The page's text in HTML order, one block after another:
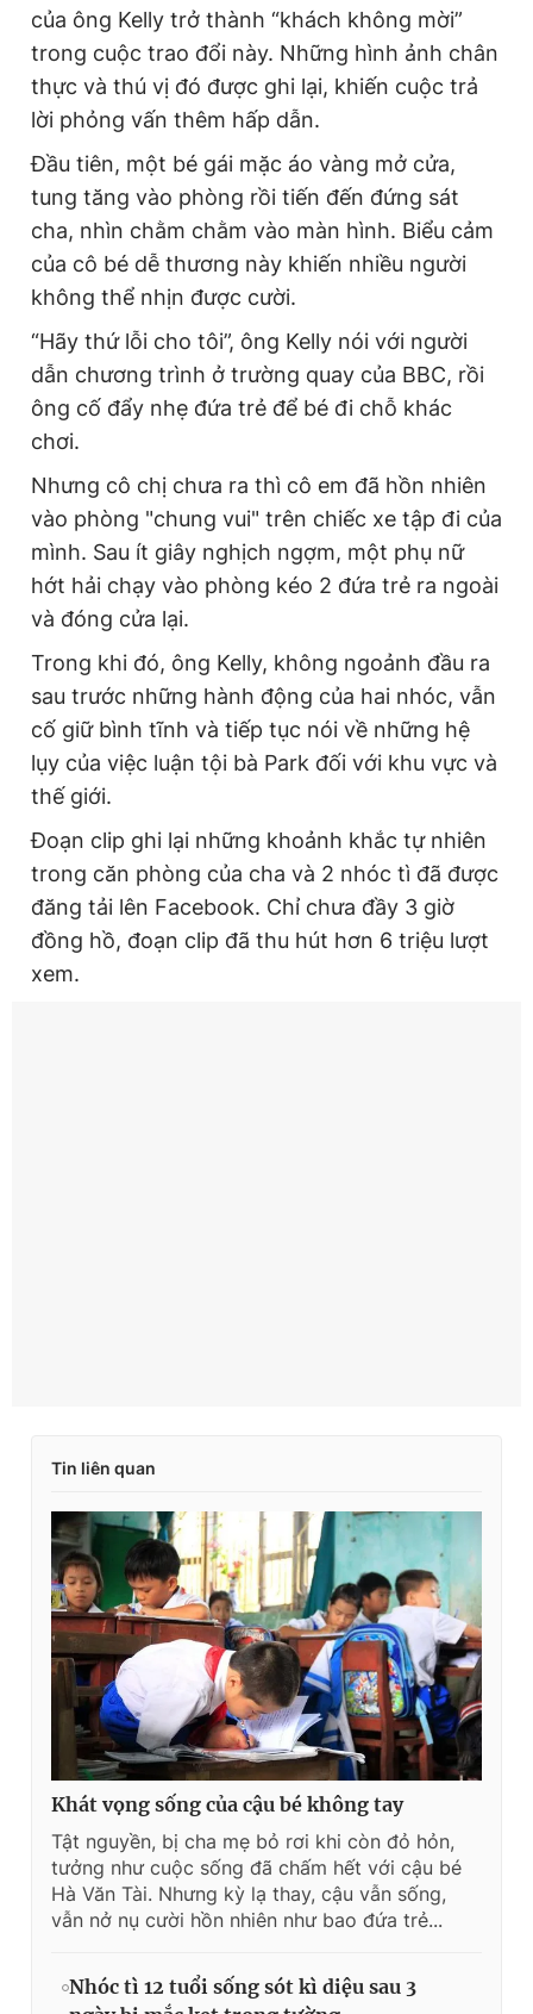
của ông Kelly trở thành “khách không mời”
trong cuộc trao đổi này. Những hình ảnh chân
thực và thú vị đó được ghi lại, khiến cuộc trả
lời phỏng vấn thêm hấp dẫn.
Đầu tiên, một bé gái mặc áo vàng mở cửa,
tung tăng vào phòng rồi tiến đến đứng sát
cha, nhìn chằm chằm vào màn hình. Biểu cảm
của cô bé dễ thương này khiến nhiều người
không thể nhịn được cười.
“Hãy thứ lỗi cho tôi”, ông Kelly nói với người
dẫn chương trình ở trường quay của BBC, rồi
ông cố đẩy nhẹ đứa trẻ để bé đi chỗ khác
chơi.
Nhưng cô chị chưa ra thì cô em đã hồn nhiên
vào phòng "chung vui" trên chiếc xe tập đi của
mình. Sau ít giây nghịch ngợm, một phụ nữ
hớt hải chạy vào phòng kéo 2 đứa trẻ ra ngoài
và đóng cửa lại.
Trong khi đó, ông Kelly, không ngoảnh đầu ra
sau trước những hành động của hai nhóc, vẫn
cố giữ bình tĩnh và tiếp tục nói về những hệ
lụy của việc luận tội bà Park đối với khu vực và
thế giới.
Đoạn clip ghi lại những khoảnh khắc tự nhiên
trong căn phòng của cha và 2 nhóc tì đã được
đăng tải lên Facebook. Chỉ chưa đầy 3 giờ
đồng hồ, đoạn clip đã thu hút hơn 6 triệu lượt
xem.
Tin liên quan
Khát vọng sống của cậu bé không tay
Tật nguyền, bị cha mẹ bỏ rơi khi còn đỏ hỏn,
tưởng như cuộc sống đã chấm hết với cậu bé
Hà Văn Tài. Nhưng kỳ lạ thay, cậu vẫn sống,
vẫn nở nụ cười hồn nhiên như bao đứa trẻ...
Nhóc tì 12 tuổi sống sót kì diệu sau 3